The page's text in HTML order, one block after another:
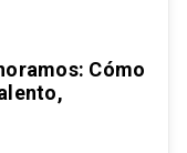
Cómo